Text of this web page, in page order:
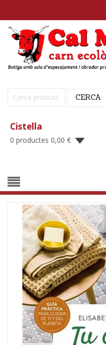
Cerca: CERCA
Cistella
0 productes 0,00 €